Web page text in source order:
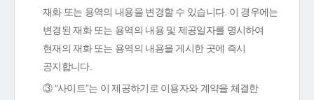
재화 또는 용역의 내용을 변경할 수 있습니다. 이 경우에는
변경된 재화 또는 용역의 내용 및 제공일자를 명시하여
현재의 재화 또는 용역의 내용을 게시한 곳에 즉시
공지합니다.
③ “사이트”는 이 제공하기로 이용자와 계약을 체결한